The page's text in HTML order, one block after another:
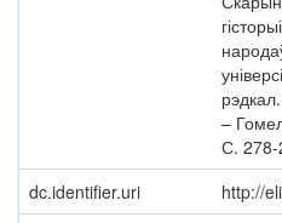
–
С. 278-
dc.identifier.uri
http://